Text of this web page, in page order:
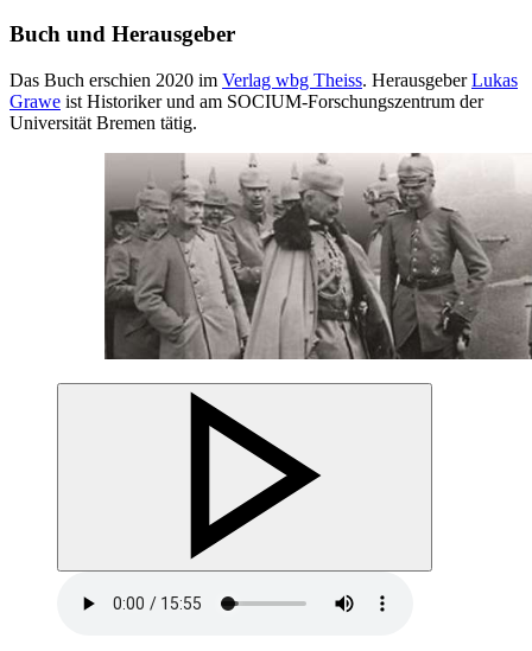
Buch und Herausgeber
Das Buch erschien 2020 im Verlag wbg Theiss. HerausgeberLukas
Grawe ist Historiker und am SOCIUM-Forschungszentrum der
Universität Bremen tätig.